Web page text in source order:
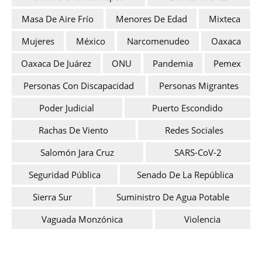
Masa De Aire Frío
Menores De Edad
Mixteca
Mujeres
México Narcomenudeo
Oaxaca
Oaxaca De Juárez
ONU Pandemia
Pemex
Personas Con Discapacidad
Personas Migrantes
Poder Judicial
Puerto Escondido
Rachas De Viento
Redes Sociales
Salomón Jara Cruz
SARS-CoV-2
Seguridad Pública
Senado De La República
Sierra Sur
Suministro De Agua Potable
Vaguada Monzónica
Violencia